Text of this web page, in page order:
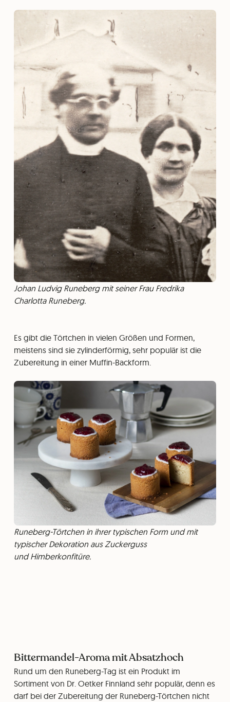
Johan Ludvig Runeberg mit seiner Frau Fredrika
Charlotta Runeberg.
Es gibt die Törtchen in vielen Größen und Formen,
meistens sind sie zylinderförmig, sehr populär ist die
Zubereitung in einer Muffin-Backform.
Runeberg-Törtchen in ihrer typischen Form und mit
typischer Dekoration aus Zuckerguss
und Himberkonfitüre.
Bittermandel-Aroma mit Absatzhoch
Rund um den Runeberg-Tag ist ein Produkt im
Sortiment von Dr. Oetker Finnland sehr populär, denn es
darf bei der Zubereitung der Runeberg-Törtchen nicht